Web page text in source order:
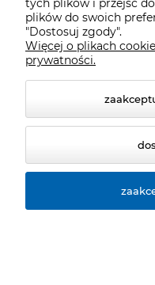
tych plików i przejść
plików do swoich
"Dostosuj zgody".
Więcej o plikach
prywatności.